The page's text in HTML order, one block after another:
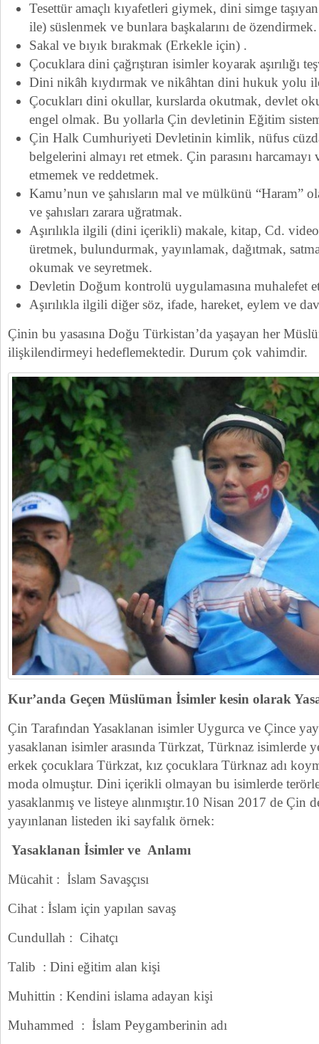
Tesettür amaçlı kıyafetleri giymek, dini simge
ile) süslenmek ve bunlara başkalarını de özendirmek.
Sakal ve bıyık bırakmak (Erkekle için) .
Çocuklara dini çağrıştıran isimler koyarak aşırılığı
Dini nikâh kıydırmak ve nikâhtan dini hukuk yolu
Çocukları dini okullar, kurslarda okutmak, devlet
engel olmak. Bu yollarla Çin devletinin Eğitim
Çin Halk Cumhuriyeti Devletinin kimlik, nüfus
belgelerini almayı ret etmek. Çin parasını
etmemek ve reddetmek.
Kamu’nun ve şahısların mal ve mülkünü “Haram”
ve şahısları zarara uğratmak.
Aşırılıkla ilgili (dini içerikli) makale, kitap, Cd.
üretmek, bulundurmak, yayınlamak, dağıtmak,
okumak ve seyretmek.
Devletin Doğum kontrolü uygulamasına muhalefet
Aşırılıkla ilgili diğer söz, ifade, hareket, eylem ve
Çinin bu yasasına Doğu Türkistan’da yaşayan her
ilişkilendirmeyi hedeflemektedir. Durum çok vahimdir.
Kur’anda Geçen Müslüman İsimler kesin olarak
Çin Tarafından Yasaklanan isimler Uygurca ve Çince
yasaklanan isimler arasında Türkzat, Türknaz isimlerde
erkek çocuklara Türkzat, kız çocuklara Türknaz adı
moda olmuştur. Dini içerikli olmayan bu isimlerde
yasaklanmış ve listeye alınmıştır.10 Nisan 2017 de Çin
yayınlanan listeden iki sayfalık örnek:
Yasaklanan İsimler ve Anlamı
Mücahit : İslam Savaşçısı
Cihat : İslam için yapılan savaş
Cundullah : Cihatçı
Talib : Dini eğitim alan kişi
Muhittin : Kendini islama adayan kişi
Muhammed : İslam Peygamberinin adı